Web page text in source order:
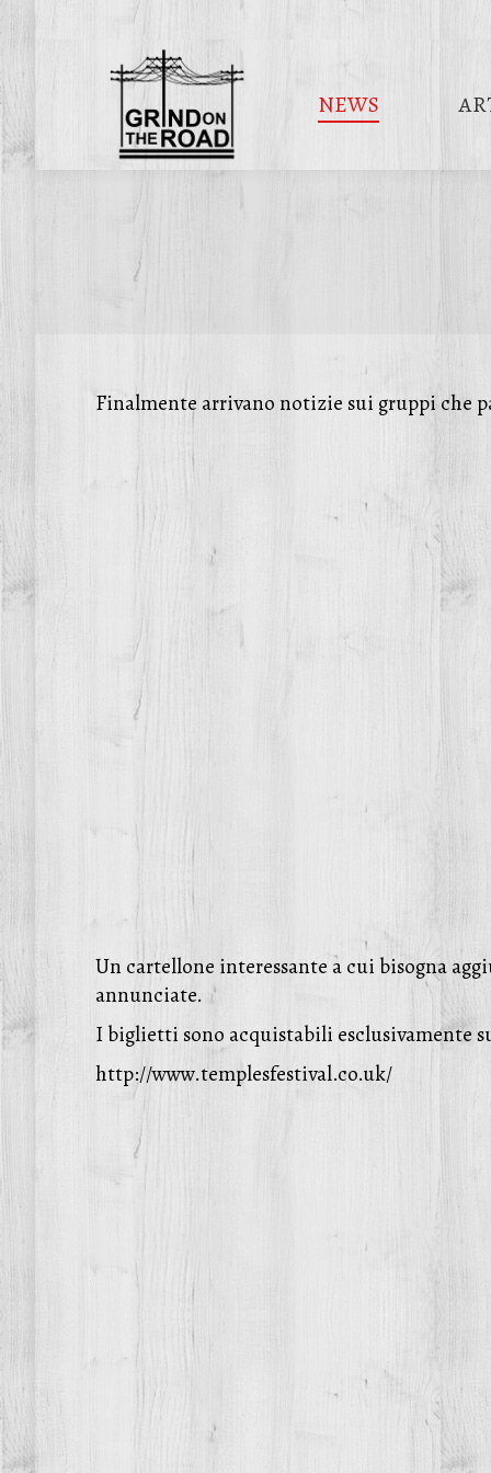
NEWS
Finalmente arrivano notizie sui gruppi che
Un cartellone interessante a cui bisogna
annunciate.
I biglietti sono acquistabili esclusivamente
http://www.templesfestival.co.uk/